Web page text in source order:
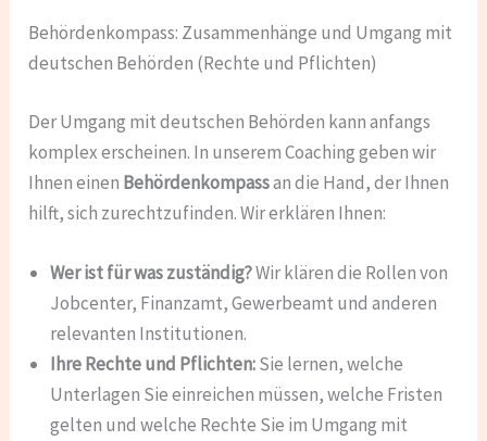
Behördenkompass: Zusammenhänge und Umgang mit
deutschen Behörden (Rechte und Pflichten)
Der Umgang mit deutschen Behörden kann anfangs
komplex erscheinen. In unserem Coaching geben wir
Ihnen einen Behördenkompassan die Hand, der Ihnen
hilft, sich zurechtzufinden. Wir erklären Ihnen:
Wer ist für was zuständig?Wir klären die Rollen von
Jobcenter, Finanzamt, Gewerbeamt und anderen
relevanten Institutionen.
Ihre Rechte und Pflichten:Sie lernen, welche
Unterlagen Sie einreichen müssen, welche Fristen
gelten und welche Rechte Sie im Umgang mit